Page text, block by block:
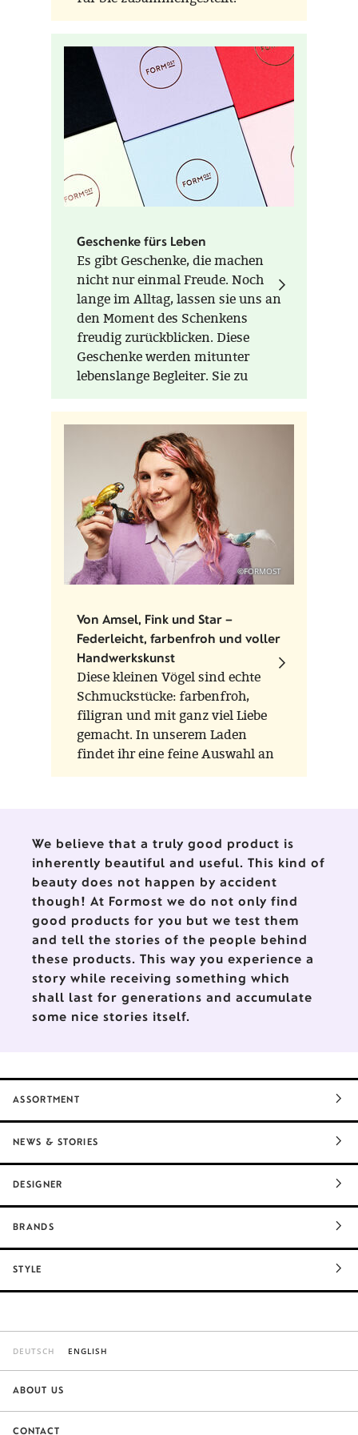
Geschenke fürs Leben
Es gibt Geschenke, die machen
nicht nur einmal Freude. Noch
lange im Alltag, lassen sie uns an
den Moment des Schenkens
freudig zurückblicken. Diese
Geschenke werden mitunter
lebenslange Begleiter. Sie zu
Generationen später sind sie
präsent wie am ersten Tag.
Formost lädt Sie dazu ein,
sinnhaft zu verschenken - von
der Verpackung angefangen, bis
zum Produkt.
©FORMOST
Von Amsel, Fink und Star –
Federleicht, farbenfroh und voller
Handwerkskunst
Diese kleinen Vögel sind echte
Schmuckstücke: farbenfroh,
filigran und mit ganz viel Liebe
gemacht. In unserem Laden
findet ihr eine feine Auswahl an
Glasvögeln der Marken Scheler
Werkstätten, die für
traditionelles Handwerk und
liebevolle Detailarbeit stehen.
We believe that a truly good product is
inherently beautiful and useful. This kind of
beauty does not happen by accident
though! At Formost we do not only find
good products for you but we test them
and tell the stories of the people behind
these products. This way you experience a
story while receiving something which
shall last for generations and accumulate
some nice stories itself.
ASSORTMENT
NEWS & STORIES
DESIGNER
BRANDS
STYLE
DEUTSCH ENGLISH
ABOUT US
CONTACT